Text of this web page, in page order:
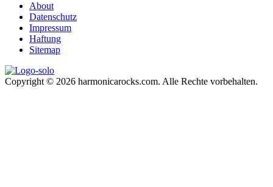
About
Datenschutz
Impressum
Haftung
Sitemap
Copyright © 2026 harmonicarocks.com. Alle Rechte vorbehalten.